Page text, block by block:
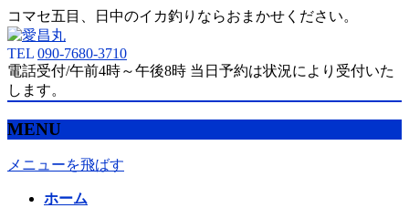
コマセ五目、日中のイカ釣りならおまかせください。
TEL 090-7680-3710
電話受付/午前4時～午後8時 当日予約は状況により受付いた
します。
MENU
メニューを飛ばす
ホーム